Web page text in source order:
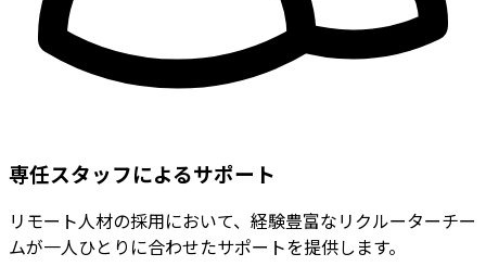
専任スタッフによるサポート
リモート人材の採用において、経験豊富なリクルーターチー
ムが一人ひとりに合わせたサポートを提供します。